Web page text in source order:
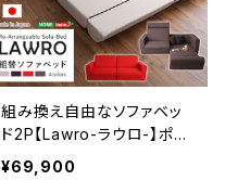
組み換え自由なソファベッ
ド2P【Lawro-ラウロ-】ポケ
ットコイル 2人掛 ソファベッ
ド 日本製 ローベッド カウ
¥69,900